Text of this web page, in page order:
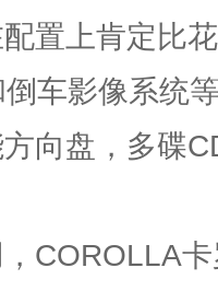
置上肯定比
车影像系统
向盘，多碟
COROLLA